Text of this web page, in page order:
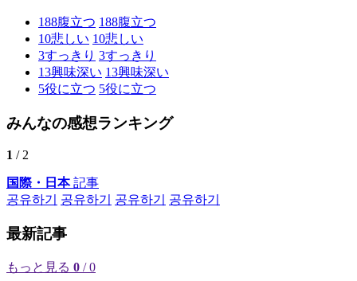
188腹立つ 188腹立つ
10悲しい 10悲しい
3すっきり 3すっきり
13興味深い 13興味深い
5役に立つ 5役に立つ
みんなの感想ランキング
1 / 2
国際・日本記事
공유하기
공유하기 공유하기 공유하기
最新記事
もっと見る 0 / 0